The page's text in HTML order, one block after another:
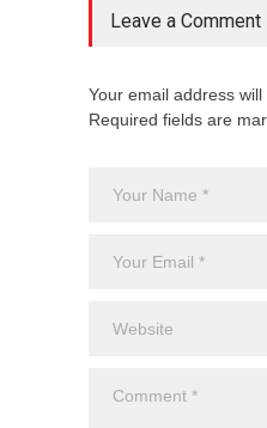
Leave a Comment
Your email address
Required fields are